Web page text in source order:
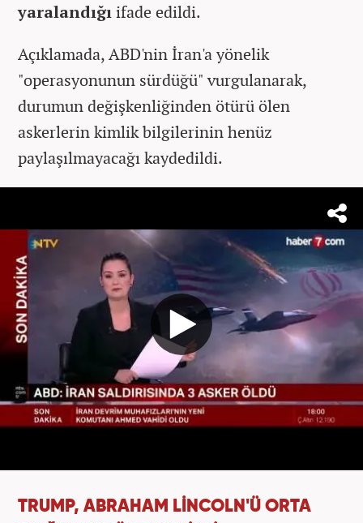
yaralandığıifade edildi.
Açıklamada, ABD'nin İran'a yönelik
"operasyonunun sürdüğü" vurgulanarak,
durumun değişkenliğinden ötürü ölen
askerlerin kimlik bilgilerinin henüz
paylaşılmayacağı kaydedildi.
TRUMP, ABRAHAM LİNCOLN'Ü ORTA